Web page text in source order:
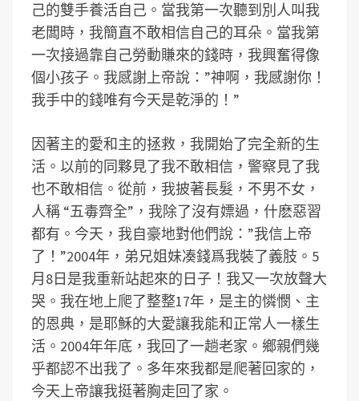
己的雙手養活自己。當我第一次聽到別人叫我
老闆時，我簡直不敢相信自己的耳朵。當我第
一次接過靠自己勞動賺來的錢時，我興奮得像
個小孩子。我感謝上帝說：”神啊，我感謝你！
我手中的錢唯有今天是乾淨的！”
因著主的愛和主的拯救，我開始了完全新的生
活。以前的同夥見了我不敢相信，警察見了我
也不敢相信。從前，我披著長髮，不男不女，
人稱 “五毒齊全”，我除了沒有嫖過，什麽惡習
都有。今天，我自豪地對他們說：”我信上帝
了！”2004年，弟兄姐妹凑錢爲我裝了義肢。5
月8日是我重新站起來的日子！我又一次放聲大
哭。我在地上爬了整整17年，是主的憐憫、主
的恩典，是耶穌的大愛讓我能和正常人一樣生
活。2004年年底，我回了一趟老家。鄉親們幾
乎都認不出我了。多年來我都是爬著回家的，
今天上帝讓我挺著胸走回了家。